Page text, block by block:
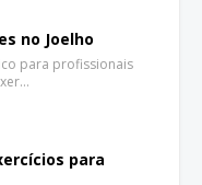
no Joelho
para profissionais
para